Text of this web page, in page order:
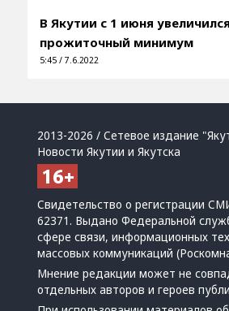
В Якутии с 1 июня увеличился
прожиточный минимум
5:45 / 7.6.2022
2013-2026 / Сетевое издание
Новости Якутии и Якутска
Свидетельство о регистрации
62371. Выдано Федеральной
сфере связи, информационных
массовых коммуникаций
Мнение редакции может не
отдельных авторов и героев